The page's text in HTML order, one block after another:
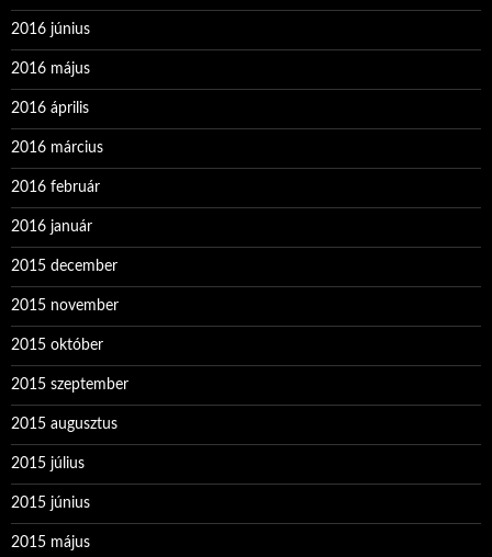
2016 június
2016 május
2016 április
2016 március
2016 február
2016 január
2015 december
2015 november
2015 október
2015 szeptember
2015 augusztus
2015 július
2015 június
2015 május